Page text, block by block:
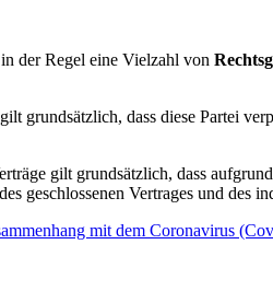
der Regel eine Vielzahl von
grundsätzlich, dass diese Partei
gilt grundsätzlich, dass
geschlossenen Vertrages und des
mit dem Coronavirus